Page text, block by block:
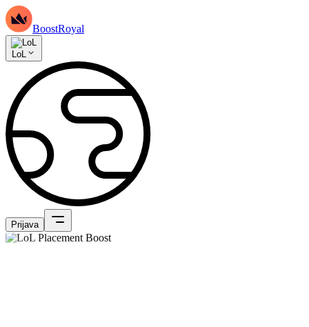
BoostRoyal
LoL
Prijava